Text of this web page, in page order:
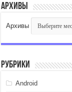
Архивы
Архивы
Рубрики
Android